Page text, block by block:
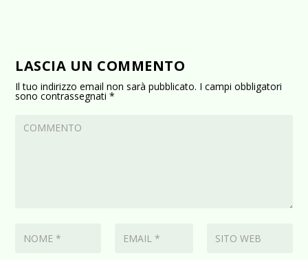
LASCIA UN COMMENTO
Il tuo indirizzo email non sarà pubblicato. I campi obbligatori
sono contrassegnati*